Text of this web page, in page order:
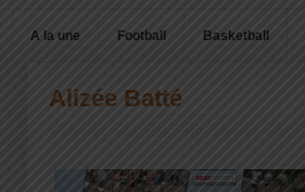
A la une Football Basketball
Alizée Batté